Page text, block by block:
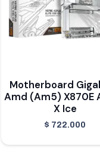
Motherboard
Amd (Am5) X870E
X Ice
$ 722.000